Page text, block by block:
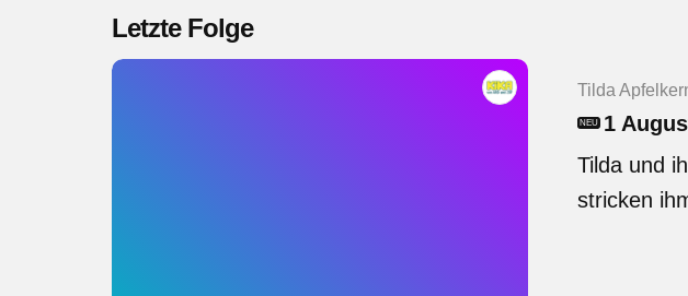
Letzte Folge
Tilda
NEU
1
Tilda und
stricken